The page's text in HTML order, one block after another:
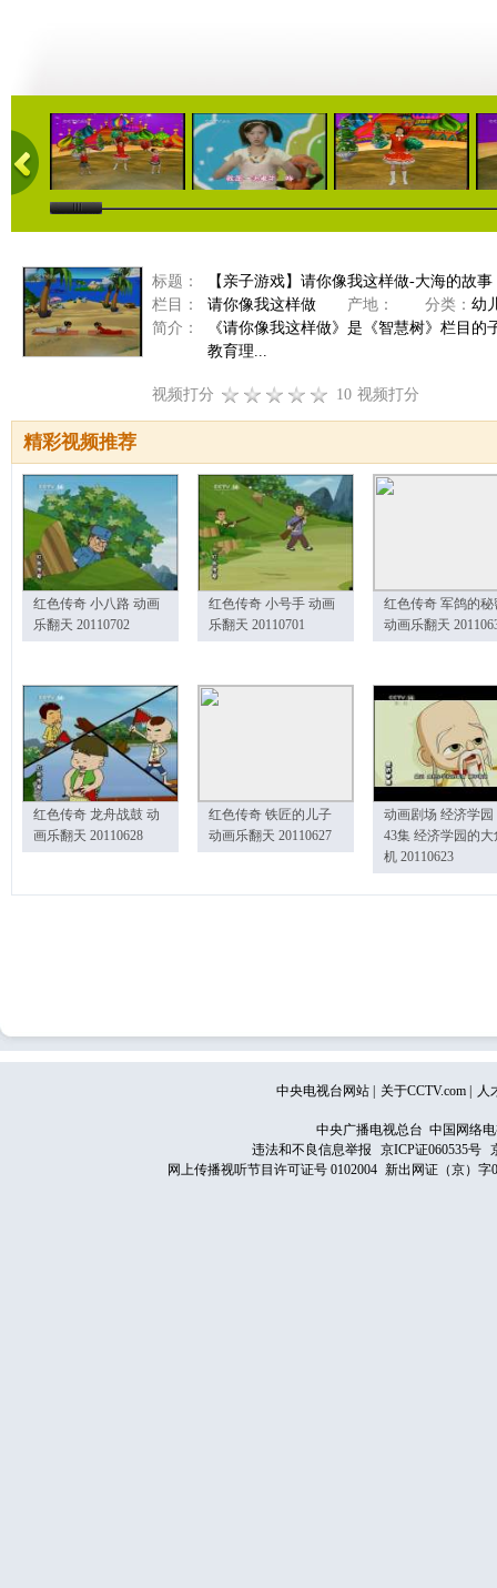
01:59 26:57 02:05
标题：
【亲子游戏】请你像我这样做-大海的故事
栏目：
请你像我这样做 产地： 分类： 幼
简介：
《请你像我这样做》是《智慧树》栏目
教育理...
视频打分 10 视频打分
精彩视频推荐
红色传奇 小八路 动画
乐翻天 20110702
红色传奇 小号手 动画
乐翻天 20110701
红色传奇 军鸽的秘
动画乐翻天
红色传奇 龙舟战鼓 动
画乐翻天 20110628
红色传奇 铁匠的儿子
动画乐翻天 20110627
动画剧场 经济学园
43集 经济学园的大
机 20110623
中央电视台网站 关于CCTV.com 人
中央广播电视总台 中国网络
违法和不良信息举报
京ICP证060535号
网上传播视听节目许可证号 0102004 新出网证（京）